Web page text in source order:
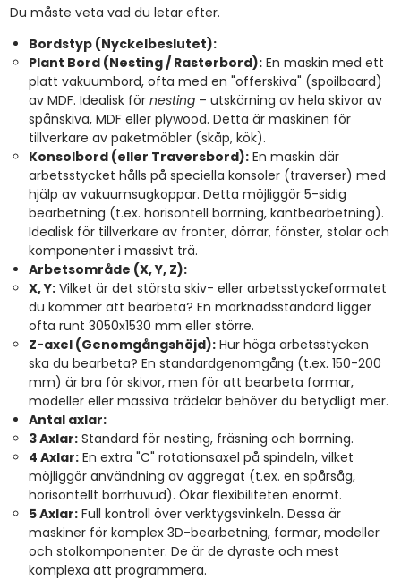
Du måste veta vad du letar efter.
Bordstyp (Nyckelbeslutet):
Plant Bord (Nesting / Rasterbord):En maskin med ett
platt vakuumbord, ofta med en "offerskiva" (spoilboard)
av MDF. Idealisk för nesting– utskärning av hela skivor av
spånskiva, MDF eller plywood. Detta är maskinen för
tillverkare av paketmöbler (skåp, kök).
Konsolbord (eller Traversbord):En maskin där
arbetsstycket hålls på speciella konsoler (traverser) med
hjälp av vakuumsugkoppar. Detta möjliggör 5-sidig
bearbetning (t.ex. horisontell borrning, kantbearbetning).
Idealisk för tillverkare av fronter, dörrar, fönster, stolar och
komponenter i massivt trä.
Arbetsområde (X, Y, Z):
X, Y:Vilket är det största skiv- eller arbetsstyckeformatet
du kommer att bearbeta? En marknadsstandard ligger
ofta runt 3050x1530 mm eller större.
Z-axel (Genomgångshöjd):Hur höga arbetsstycken
ska du bearbeta? En standardgenomgång (t.ex. 150-200
mm) är bra för skivor, men för att bearbeta formar,
modeller eller massiva trädelar behöver du betydligt mer.
Antal axlar:
3 Axlar:Standard för nesting, fräsning och borrning.
4 Axlar:En extra "C" rotationsaxel på spindeln, vilket
möjliggör användning av aggregat (t.ex. en spårsåg,
horisontellt borrhuvud). Ökar flexibiliteten enormt.
5 Axlar:Full kontroll över verktygsvinkeln. Dessa är
maskiner för komplex 3D-bearbetning, formar, modeller
och stolkomponenter. De är de dyraste och mest
komplexa att programmera.